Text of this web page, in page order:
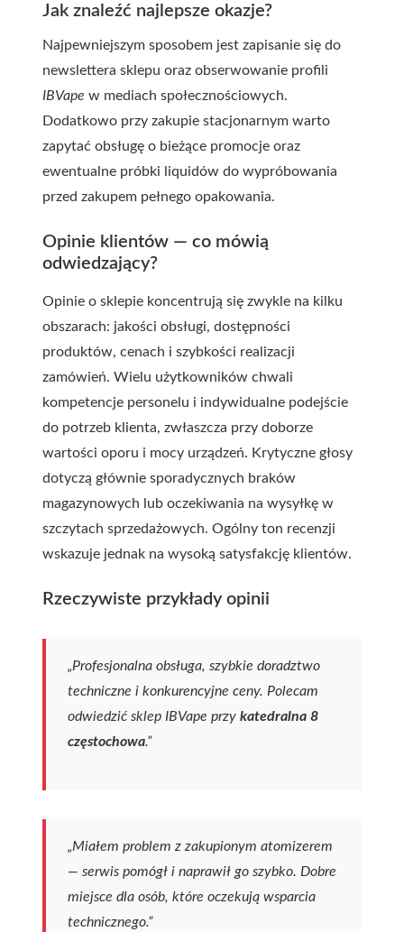
Jak znaleźć najlepsze okazje?
Najpewniejszym sposobem jest zapisanie się do
newslettera sklepu oraz obserwowanie profili
IBVape w mediach społecznościowych.
Dodatkowo przy zakupie stacjonarnym warto
zapytać obsługę o bieżące promocje oraz
ewentualne próbki liquidów do wypróbowania
przed zakupem pełnego opakowania.
Opinie klientów — co mówią
odwiedzający?
Opinie o sklepie koncentrują się zwykle na kilku
obszarach: jakości obsługi, dostępności
produktów, cenach i szybkości realizacji
zamówień. Wielu użytkowników chwali
kompetencje personelu i indywidualne podejście
do potrzeb klienta, zwłaszcza przy doborze
wartości oporu i mocy urządzeń. Krytyczne głosy
dotyczą głównie sporadycznych braków
magazynowych lub oczekiwania na wysyłkę w
szczytach sprzedażowych. Ogólny ton recenzji
wskazuje jednak na wysoką satysfakcję klientów.
Rzeczywiste przykłady opinii
„Profesjonalna obsługa, szybkie doradztwo
techniczne i konkurencyjne ceny. Polecam
odwiedzić sklep IBVape przy katedralna 8
częstochowa.”
„Miałem problem z zakupionym atomizerem
— serwis pomógł i naprawił go szybko. Dobre
miejsce dla osób, które oczekują wsparcia
technicznego.”